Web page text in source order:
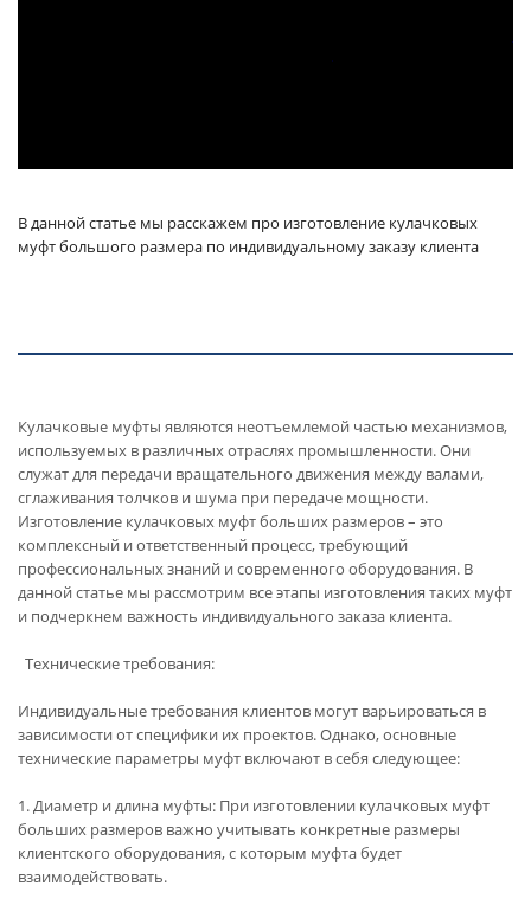
В данной статье мы расскажем про изготовление кулачковых
муфт большого размера по индивидуальному заказу клиента
Кулачковые муфты являются неотъемлемой частью механизмов,
используемых в различных отраслях промышленности. Они
служат для передачи вращательного движения между валами,
сглаживания толчков и шума при передаче мощности.
Изготовление кулачковых муфт больших размеров – это
комплексный и ответственный процесс, требующий
профессиональных знаний и современного оборудования. В
данной статье мы рассмотрим все этапы изготовления таких муфт
и подчеркнем важность индивидуального заказа клиента.
Технические требования:
Индивидуальные требования клиентов могут варьироваться в
зависимости от специфики их проектов. Однако, основные
технические параметры муфт включают в себя следующее:
1. Диаметр и длина муфты: При изготовлении кулачковых муфт
больших размеров важно учитывать конкретные размеры
клиентского оборудования, с которым муфта будет
взаимодействовать.